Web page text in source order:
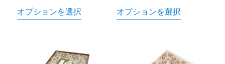
オプションを選択 オプションを選択